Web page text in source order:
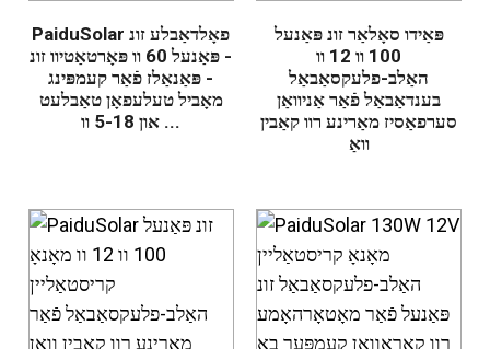
PaiduSolar פאָלדאַבלע זונ
- פּאַנעל 60 וו פּאָרטאַטיוו זונ
- פּאַנאַלז פֿאַר קעמפּינג
מאָביל טעלעפאָן טאַבלעט
און 5-18 וו ...
פּאַידו סאָלאַר זונ פּאַנעל
100 וו 12 וו
האַלב-פלעקסאַבאַל
בענדאַבאַל פֿאַר אַניוואַן
סערפאַסיז מאַרינע רוו קאַבין
וואַ